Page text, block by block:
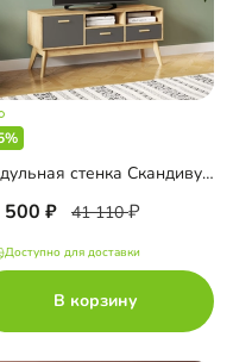
Модульная стенка Скандивуд-1
500 41 110
Доступно для доставки
В корзину